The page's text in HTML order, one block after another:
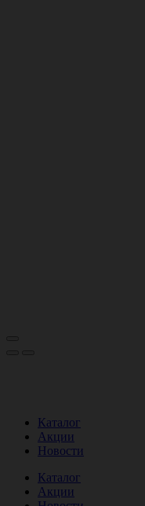
Каталог
Акции
Новости
Каталог
Акции